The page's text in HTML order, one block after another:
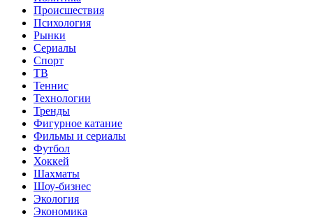
Происшествия
Психология
Рынки
Сериалы
Спорт
ТВ
Теннис
Технологии
Тренды
Фигурное катание
Фильмы и сериалы
Футбол
Хоккей
Шахматы
Шоу-бизнес
Экология
Экономика